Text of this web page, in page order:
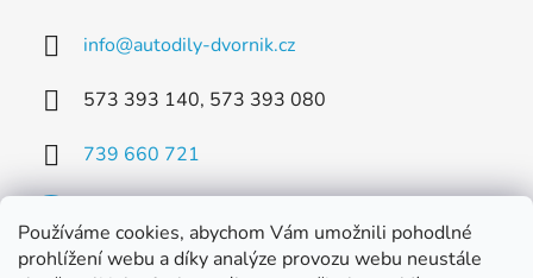
Používáme cookies, abychom Vám umožnili pohodlné
prohlížení webu a díky analýze provozu webu neustále
info@autodily-dvornik.cz
573 393 140, 573 393 080
739 660 721